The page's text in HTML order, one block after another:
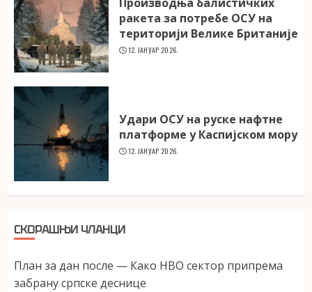
ракета за потребе ОСУ на
територији Велике Британије
12. ЈАНУАР 2026.
Удари ОСУ на руске нафтне
платформе у Каспијском мору
12. ЈАНУАР 2026.
СКОРАШЊИ ЧЛАНЦИ
План за дан после — Како НВО сектор припрема
забрану српске деснице